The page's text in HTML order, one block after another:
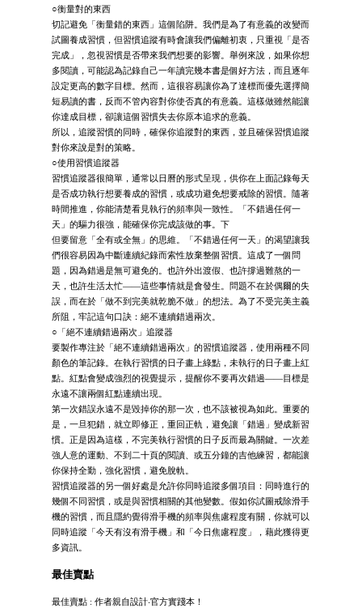
○衡量對的東西
切記避免「衡量錯的東西」這個陷阱。我們是為了有意義的改變而
試圖養成習慣，但習慣追蹤有時會讓我們偏離初衷，只重視「是否
完成」，忽視習慣是否帶來我們想要的影響。舉例來說，如果你想
多閱讀，可能認為記錄自己一年讀完幾本書是個好方法，而且逐年
設定更高的數字目標。然而，這很容易讓你為了達標而優先選擇簡
短易讀的書，反而不管內容對你使否真的有意義。這樣做雖然能讓
你達成目標，卻讓這個習慣失去你原本追求的意義。
所以，追蹤習慣的同時，確保你追蹤對的東西，並且確保習慣追蹤
對你來說是對的策略。
○使用習慣追蹤器
習慣追蹤器很簡單，通常以日曆的形式呈現，供你在上面記錄每天
是否成功執行想要養成的習慣，或成功避免想要戒除的習慣。隨著
時間推進，你能清楚看見執行的頻率與一致性。「不錯過任何一
天」的驅力很強，能確保你完成該做的事。下
但要留意「全有或全無」的思維。「不錯過任何一天」的渴望讓我
們很容易因為中斷連續紀錄而索性放棄整個習慣。這成了一個問
題，因為錯過是無可避免的。也許外出渡假、也許撐過難熬的一
天，也許生活太忙——這些事情就是會發生。問題不在於偶爾的失
誤，而在於「做不到完美就乾脆不做」的想法。為了不受完美主義
所阻，牢記這句口訣：絕不連續錯過兩次。
○「絕不連續錯過兩次」追蹤器
要製作專注於「絕不連續錯過兩次」的習慣追蹤器，使用兩種不同
顏色的筆記錄。在執行習慣的日子畫上綠點，未執行的日子畫上紅
點。紅點會變成強烈的視覺提示，提醒你不要再次錯過——目標是
永遠不讓兩個紅點連續出現。
第一次錯誤永遠不是毀掉你的那一次，也不該被視為如此。重要的
是，一旦犯錯，就立即修正，重回正軌，避免讓「錯過」變成新習
慣。正是因為這樣，不完美執行習慣的日子反而最為關鍵。一次差
強人意的運動、不到二十頁的閱讀、或五分鐘的吉他練習，都能讓
你保持全勤，強化習慣，避免脫軌。
習慣追蹤器的另一個好處是允許你同時追蹤多個項目：同時進行的
幾個不同習慣，或是與習慣相關的其他變數。假如你試圖戒除滑手
機的習慣，而且隱約覺得滑手機的頻率與焦慮程度有關，你就可以
同時追蹤「今天有沒有滑手機」和「今日焦慮程度」，藉此獲得更
多資訊。
最佳賣點
最佳賣點 : 作者親自設計‧官方實踐本！